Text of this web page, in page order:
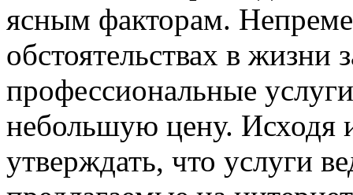
ясным факторам.
обстоятельствах в жизни
профессиональные
небольшую цену. Исходя
утверждать, что услуги